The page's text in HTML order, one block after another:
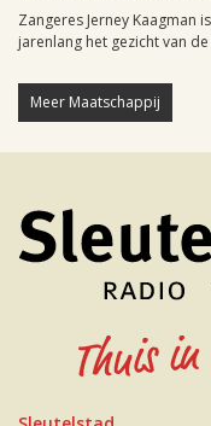
Zangeres Jerney Kaagman
jarenlang het gezicht van
Meer Maatschappij